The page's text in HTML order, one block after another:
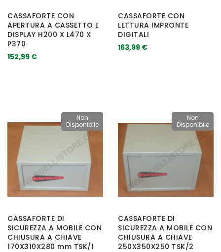
CASSAFORTE CON
APERTURA A CASSETTO E
DISPLAY H200 X L470 X
P370
152,99 €
CASSAFORTE CON
LETTURA IMPRONTE
DIGITALI
163,99 €
Non
Disponibile
CASSAFORTE DI
SICUREZZA A MOBILE CON
CHIUSURA A CHIAVE
170X310X280 mm TSK/1
Non
Disponibile
CASSAFORTE DI
SICUREZZA A MOBILE CON
CHIUSURA A CHIAVE
250X350X250 TSK/2